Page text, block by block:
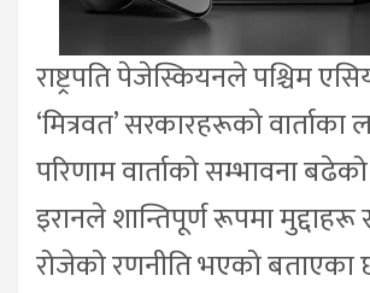
राष्ट्रपति पेजेस्कियनले पश्चिम
‘मित्रवत’ सरकारहरूको वार्ताका
परिणाम वार्ताको सम्भावना बढेको
इरानले शान्तिपूर्ण रूपमा मुद्दाहरू
रोजेको रणनीति भएको बताएका